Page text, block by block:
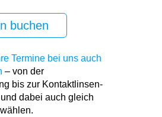
buchen
Termine bei uns auch
– von der
bis zur Kontaktlinsen-
dabei auch gleich